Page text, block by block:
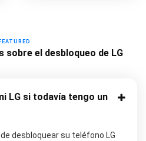
FEATURED
el desbloqueo de LG
LG si todavía tengo un
desbloquear su teléfono LG